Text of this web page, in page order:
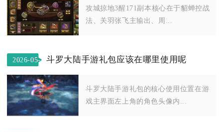
攻城掠地3醒171副本核心在于貂蝉控战
法、关羽张飞主输出、周...
2026-05-
斗罗大陆手游礼包应该在哪里使用呢
斗罗大陆手游礼包的核心使用位置在游
戏主界面左上角的角色头像内...